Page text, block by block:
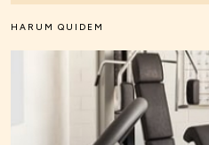
HARUM QUIDEM